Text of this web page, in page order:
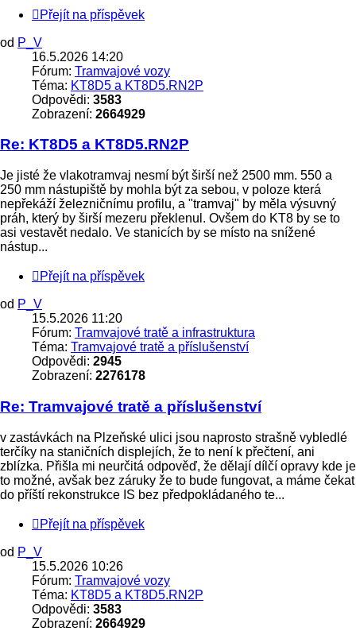
Přejít na příspěvek
od P_V
16.5.2026 14:20
Fórum: Tramvajové vozy
Téma: KT8D5 a KT8D5.RN2P
Odpovědi: 3583
Zobrazení: 2664929
Re: KT8D5 a KT8D5.RN2P
Je jisté že vlakotramvaj nesmí být širší než 2500 mm. 550 a
250 mm nástupiště by mohla být za sebou, v poloze která
nepřekáží železničnímu profilu, a "tramvaj" by měla výsuvný
práh, který by širší mezeru překlenul. Ovšem do KT8 by se to
asi vestavět nedalo. Ve stanicích by se místo na snížené
nástup...
Přejít na příspěvek
od P_V
15.5.2026 11:20
Fórum: Tramvajové tratě a infrastruktura
Téma: Tramvajové tratě a příslušenství
Odpovědi: 2945
Zobrazení: 2276178
Re: Tramvajové tratě a příslušenství
v zastávkách na Plzeňské ulici jsou naprosto strašně vybledlé
terčíky na staničních displejích, že to není k přečtení, ani
zblízka. Přišla mi neurčitá odpověď, že dělají dílčí opravy kde je
to možné, avšak bez záruky že to bude fungovat, a máme čekat
do příští rekonstrukce IS bez předpokládaného te...
Přejít na příspěvek
od P_V
15.5.2026 10:26
Fórum: Tramvajové vozy
Téma: KT8D5 a KT8D5.RN2P
Odpovědi: 3583
Zobrazení: 2664929